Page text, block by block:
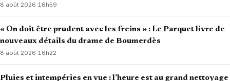
8 août 2026·16h59
« On doit être prudent avec les freins » : Le Parquet livre de
nouveaux détails du drame de Boumerdès
8 août 2026·16h22
Pluies et intempéries en vue : l’heure est au grand nettoyage